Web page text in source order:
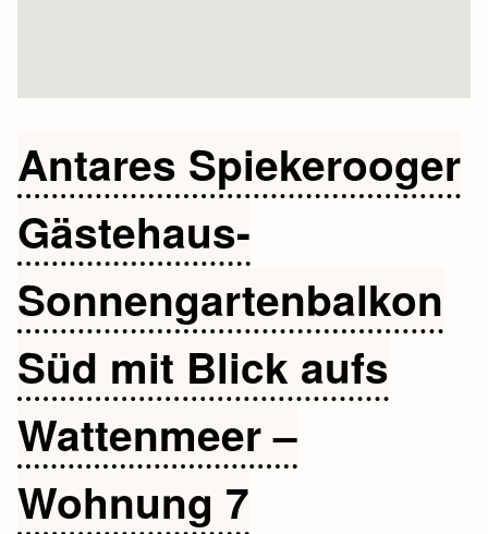
Antares Spiekerooger
Gästehaus-
Sonnengartenbalkon
Süd mit Blick aufs
Wattenmeer –
Wohnung 7